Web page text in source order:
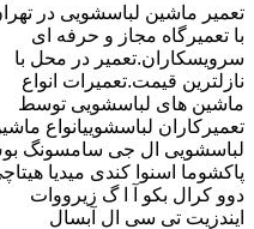
تعمیر ماشین لباسشویی در
با تعمیرگاه مجاز و حرفه ای
سرویسکاران.تعمیر در محل با
نازلترین قیمت.تعمیرات انواع
ماشین های لباسشویی توسط
تعمیرکاران لباسشوییانواع
لباسشویی ال جی سامسونگ
پاکشوما اسنوا کندی میدیا
دوو کرال بکو آ ا گ زیرووات
ایندزیت تی سی ال آبسال